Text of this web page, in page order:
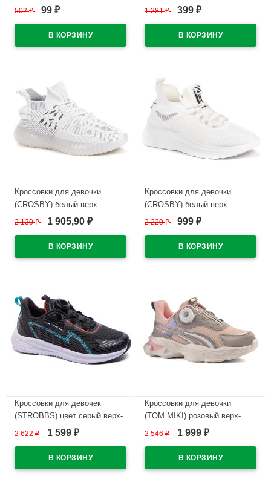
подкладка-текстиль артикул
502₽ 99 ₽
верх-текстиль подкладка-
1 281₽ 399 ₽
Кроссовки для девочки
(CROSBY) белый верх-
текстиль подкладка- без
2 130₽ 1 905,90 ₽
Кроссовки для девочки
(CROSBY) белый верх-
текстиль подкладка- без
2 220₽ 999 ₽
Кроссовки для девочек
(STROBBS) цвет серый верх-
текстиль подкладка-текстиль
2 622₽ 1 599 ₽
Кроссовки для девочки
(TOM.MIKI) розовый верх-
искусственная кожа/текстиль
T-10468-E
2 546₽ 1 999 ₽